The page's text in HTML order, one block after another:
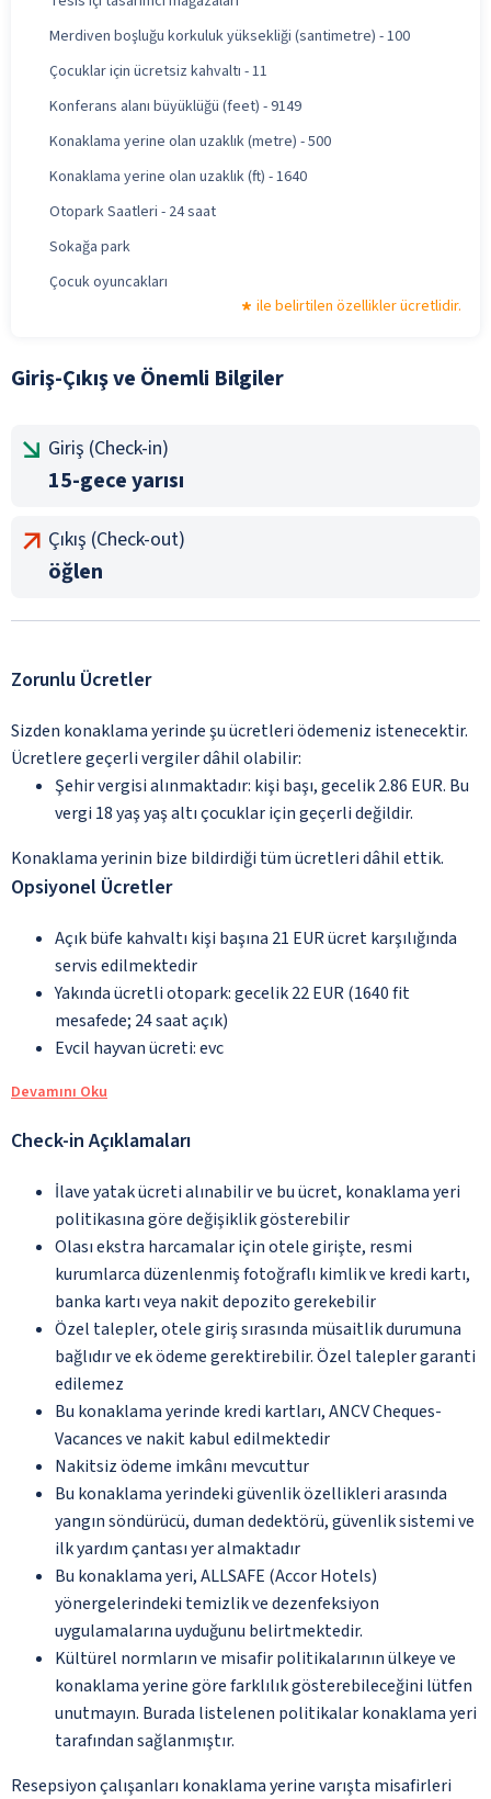
Merdiven boşluğu korkuluk yüksekliği (santimetre) - 100
Çocuklar için ücretsiz kahvaltı - 11
Konferans alanı büyüklüğü (feet) - 9149
Konaklama yerine olan uzaklık (metre) - 500
Konaklama yerine olan uzaklık (ft) - 1640
Otopark Saatleri - 24 saat
Sokağa park
Çocuk oyuncakları
ile belirtilen özellikler ücretlidir.
Giriş-Çıkış ve Önemli Bilgiler
Giriş (Check-in)
15-gece yarısı
Çıkış (Check-out)
öğlen
Zorunlu Ücretler
Sizden konaklama yerinde şu ücretleri ödemeniz istenecektir.
Ücretlere geçerli vergiler dâhil olabilir:
Şehir vergisi alınmaktadır: kişi başı, gecelik 2.86 EUR. Bu
vergi 18 yaş yaş altı çocuklar için geçerli değildir.
Konaklama yerinin bize bildirdiği tüm ücretleri dâhil ettik.
Opsiyonel Ücretler
Açık büfe kahvaltı kişi başına 21 EUR ücret karşılığında
servis edilmektedir
Yakında ücretli otopark: gecelik 22 EUR (1640 fit
mesafede; 24 saat açık)
Evcil hayvan ücreti: evc
Devamını Oku
Check-in Açıklamaları
İlave yatak ücreti alınabilir ve bu ücret, konaklama yeri
politikasına göre değişiklik gösterebilir
Olası ekstra harcamalar için otele girişte, resmi
kurumlarca düzenlenmiş fotoğraflı kimlik ve kredi kartı,
banka kartı veya nakit depozito gerekebilir
Özel talepler, otele giriş sırasında müsaitlik durumuna
bağlıdır ve ek ödeme gerektirebilir. Özel talepler garanti
edilemez
Bu konaklama yerinde kredi kartları, ANCV Cheques-
Vacances ve nakit kabul edilmektedir
Nakitsiz ödeme imkânı mevcuttur
Bu konaklama yerindeki güvenlik özellikleri arasında
yangın söndürücü, duman dedektörü, güvenlik sistemi ve
ilk yardım çantası yer almaktadır
Bu konaklama yeri, ALLSAFE (Accor Hotels)
yönergelerindeki temizlik ve dezenfeksiyon
uygulamalarına uyduğunu belirtmektedir.
Kültürel normların ve misafir politikalarının ülkeye ve
konaklama yerine göre farklılık gösterebileceğini lütfen
unutmayın. Burada listelenen politikalar konaklama yeri
tarafından sağlanmıştır.
Resepsiyon çalışanları konaklama yerine varışta misafirleri